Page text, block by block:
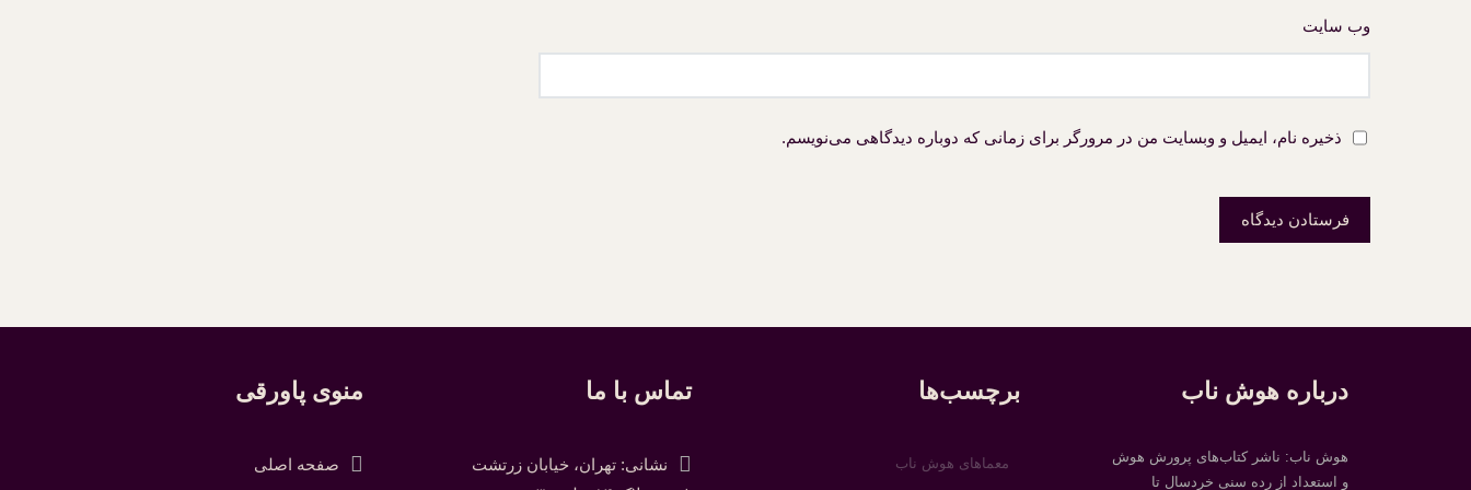
وب‌ سایت
ذخیره نام، ایمیل و وبسایت من در مرورگر برای زمانی که دوباره دیدگاهی می‌نویسم.
درباره هوش ناب
هوش ناب: ناشر کتاب‌های پرورش هوش
و استعداد از رده سنی خردسال تا
برچسب‌ها
معماهای هوش ناب
تماس با ما
نشانی: تهران، خیابان زرتشت
منوی پاورقی
صفحه اصلی